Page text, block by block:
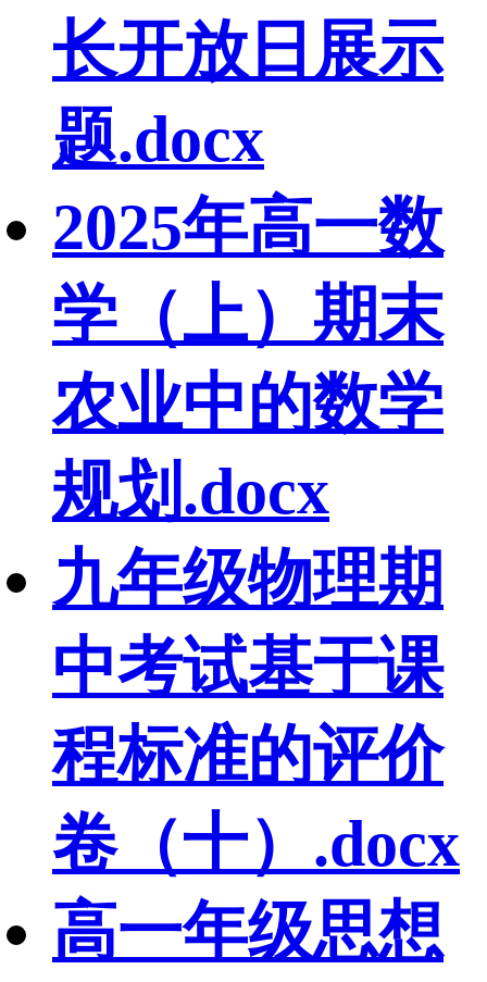
长开放日展示
题.docx
2025年高一数
学（上）期末
农业中的数学
规划.docx
九年级物理期
中考试基于课
程标准的评价
卷（十）.docx
高一年级思想